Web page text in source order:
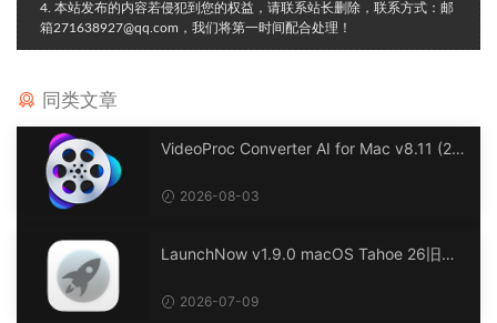
4. 本站发布的内容若侵犯到您的权益，请联系站长删除，联系方式：邮
箱271638927@qq.com，我们将第一时间配合处理！
同类文章
VideoProc Converter AI for Mac v8.11 (20
2026-08-03
LaunchNow v1.9.0 macOS Tahoe 26旧版
2026-07-09